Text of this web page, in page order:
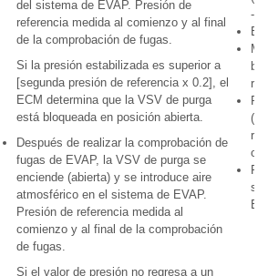
del sistema de EVAP. Presión de
referencia medida al comienzo y al final
de la comprobación de fugas.
Si la presión estabilizada es superior a
[segunda presión de referencia x 0.2], el
ECM determina que la VSV de purga
está bloqueada en posición abierta.
Después de realizar la comprobación de
fugas de EVAP, la VSV de purga se
enciende (abierta) y se introduce aire
atmosférico en el sistema de EVAP.
Presión de referencia medida al
comienzo y al final de la comprobación
de fugas.
Si el valor de presión no regresa a un
-